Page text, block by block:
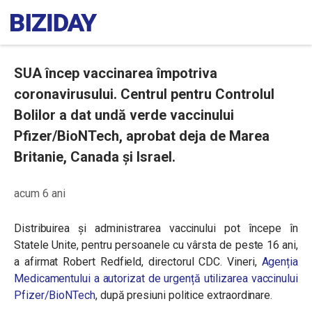
SUA încep vaccinarea împotriva
coronavirusului. Centrul pentru Controlul
Bolilor a dat undă verde vaccinului
Pfizer/BioNTech, aprobat deja de Marea
Britanie, Canada și Israel.
acum 6 ani
Distribuirea și administrarea vaccinului pot începe în
Statele Unite, pentru persoanele cu vârsta de peste 16 ani,
a afirmat Robert Redfield, directorul CDC. Vineri, Agenția
Medicamentului a autorizat de urgență utilizarea vaccinului
Pfizer/BioNTech, după presiuni politice extraordinare.